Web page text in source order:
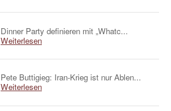
Dinner Party definieren mit „Whatc...
Weiterlesen
Pete Buttigieg: Iran-Krieg ist nur Ablen...
Weiterlesen